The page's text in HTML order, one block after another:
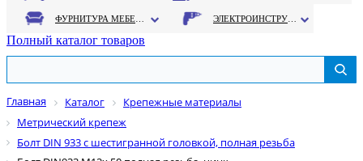
Полный каталог товаров
Главная Каталог
Крепежные материалы
Метрический крепеж
Болт DIN 933 с шестигранной головкой, полная резьба